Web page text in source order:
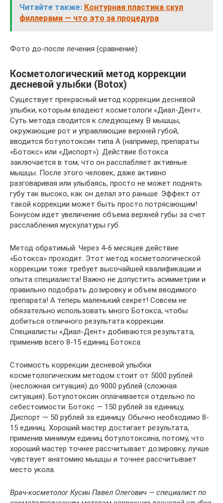
Читайте также: Контурная пластика скул
филлерами — что это за процедура
Фото до-после лечения (сравнение):
Косметологический метод коррекции
десневой улыбки (Botox)
Существует прекрасный метод коррекции десневой
улыбки, которым владеют косметологи «Диал-Дент».
Суть метода сводится к следующему. В мышцы,
окружающие рот и управляющие верхней губой,
вводится ботулотоксин типа А (например, препараты
«Ботокс» или «Диспорт»). Действие ботокса
заключается в том, что он расслабляет активные
мышцы. После этого человек, даже активно
разговаривая или улыбаясь, просто не может поднять
губу так высоко, как он делал это раньше. Эффект от
такой коррекции может быть просто потрясающим!
Бонусом идет увеличение объема верхней губы за счет
расслабления мускулатуры губ.
Метод обратимый. Через 4-6 месяцев действие
«Ботокса» проходит. Этот метод косметологической
коррекции тоже требует высочайшей квалификации и
опыта специалиста! Важно не допустить асимметрии и
правильно подобрать дозировку и объем вводимого
препарата! А теперь маленький секрет! Совсем не
обязательно использовать много Ботокса, чтобы
добиться отличного результата коррекции.
Специалисты «Диал-Дент» добиваются результата,
применив всего 8-15 единиц Ботокса.
Стоимость коррекции десневой улыбки
косметологическим методом стоит от 5000 рублей
(несложная ситуация) до 9000 рублей (сложная
ситуация). Ботулотоксин оплачивается отдельно по
себестоимости. Ботокс — 150 рублей за единицу,
Диспорт — 50 рублей за единицу. Обычно необходимо 8-
15 единиц. Хороший мастер достигает результата,
применив минимум единиц ботулотоксина, потому, что
хороший мастер точнее рассчитывает дозировку, лучше
чувствует анатомию мышцы и точнее рассчитывает
место укола.
Врач-косметолог Кусин Павел Олегович — специалист по